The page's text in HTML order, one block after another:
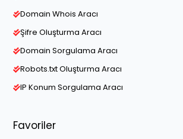
Domain Whois Aracı
Şifre Oluşturma Aracı
Domain Sorgulama Aracı
Robots.txt Oluşturma Aracı
IP Konum Sorgulama Aracı
Favoriler